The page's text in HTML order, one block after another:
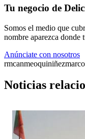
Tu negocio de
Somos el medio que
nombre aparezca donde
Anúnciate con nosotros
rmcanmeoquiniñez
Noticias